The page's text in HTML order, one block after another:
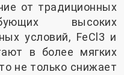
от традиционных
высоких
условий, FeCl3 и
в более мягких
не только снижает